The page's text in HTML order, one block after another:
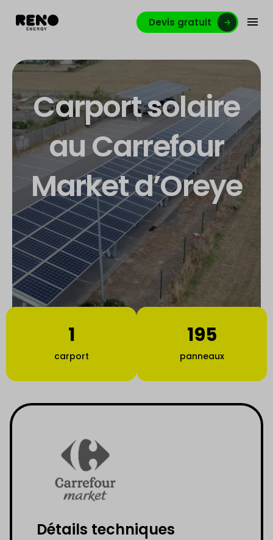
Devis gratuit
Carport solaire
au Carrefour
Market d’Oreye
1
carport
195
panneaux
Détails techniques